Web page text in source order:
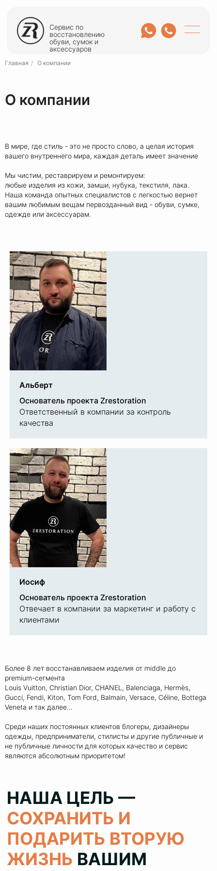
Сервис по
восстановлению
обуви, сумок и
аксессуаров
Главная / О компании
О компании
В мире, где стиль - это не просто слово, а целая история
вашего внутреннего мира, каждая деталь имеет значение
Мы чистим, реставрируем и ремонтируем:
любые изделия из кожи, замши, нубука, текстиля, лака.
Наша команда опытных специалистов с легкостью вернет
вашим любимым вещам первозданный вид - обуви, сумке,
одежде или аксессуарам.
Альберт
Основатель проекта Zrestoration
Ответственный в компании за контроль
качества
Иосиф
Основатель проекта Zrestoration
Отвечает в компании за маркетинг и работу с
клиентами
Более 8 лет восстанавливаем изделия от middle до
premium-сегмента
Louis Vuitton, Christian Dior, CHANEL, Balenciaga, Hermès,
Gucci, Fendi, Kiton, Tom Ford, Balmain, Versace, Céline, Bottega
Veneta и так далее…
Среди наших постоянных клиентов блогеры, дизайнеры
одежды, предприниматели, стилисты и другие публичные и
не публичные личности для которых качество и сервис
являются абсолютным приоритетом!
НАША ЦЕЛЬ —
СОХРАНИТЬ И
ПОДАРИТЬ ВТОРУЮ
ЖИЗНЬ ВАШИМ
ИЗДЕЛИЯМ
КОНСУЛЬТИРУЕМ
с различными изделиями от мидл,
премиум сегмента и до тяжелого
люкса
100%
колеруем цвет при реставрации 1
результат
6000+
обслужили за все время работы и
статистика только растет
клиентов
> 80%
обращаются с повторными
своим знакомым
клиентов